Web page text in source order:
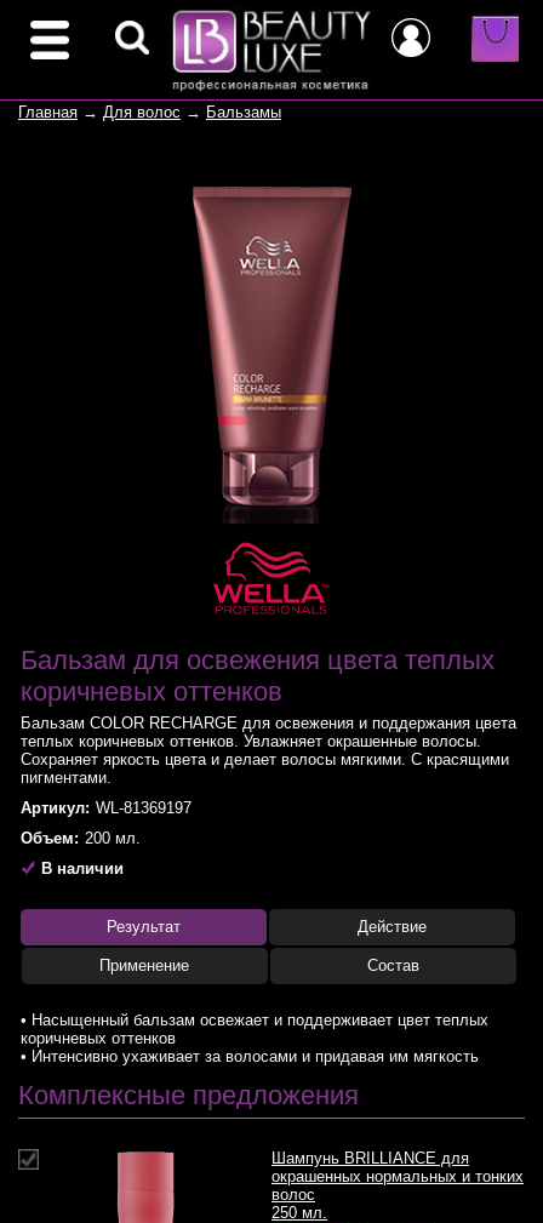
Главная → Для волос → Бальзамы
Бальзам для освежения цвета теплых
коричневых оттенков
Бальзам COLOR RECHARGE для освежения и поддержания цвета
теплых коричневых оттенков. Увлажняет окрашенные волосы.
Сохраняет яркость цвета и делает волосы мягкими. С красящими
пигментами.
Артикул: WL-81369197
Объем: 200 мл.
В наличии
Результат Действие
Применение Состав
• Насыщенный бальзам освежает и поддерживает цвет теплых
коричневых оттенков
• Интенсивно ухаживает за волосами и придавая им мягкость
Комплексные предложения
Шампунь BRILLIANCE для
окрашенных нормальных и тонких
волос
250 мл.